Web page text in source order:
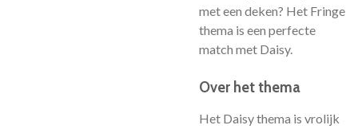
met een deken? Het Fringe
thema is een perfecte
match met Daisy.
Over het thema
Het Daisy thema is vrolijk